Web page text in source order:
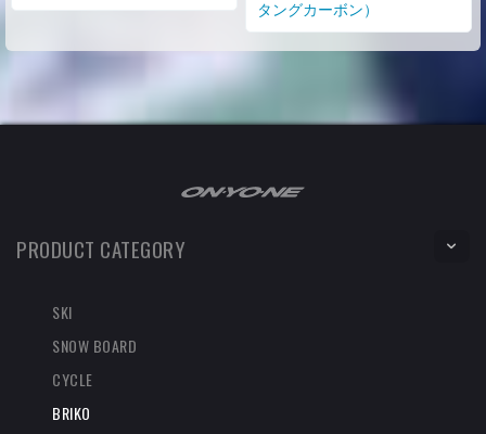
タングカーボン）
PRODUCT CATEGORY
SKI
SNOW BOARD
CYCLE
BRIKO